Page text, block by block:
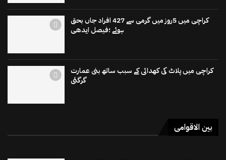
کراچی میں 5روز میں گرمی سے 427 افراد جاں بحق
ہوئے ؛فیصل ایدھی
کراچی میں پلاٹ کی کھدائی کے سبب ساتھ بنی عمارت
گرگئی
بین الاقوامی